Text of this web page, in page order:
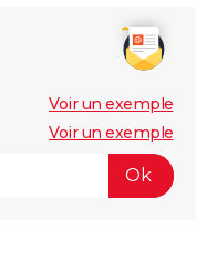
Voir un exemple
Voir un exemple